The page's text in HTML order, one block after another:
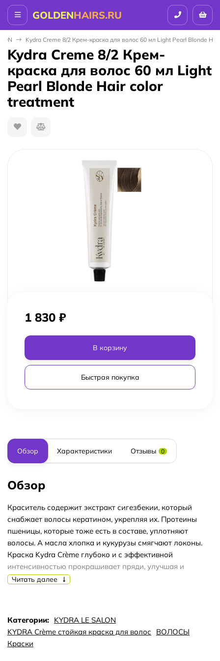
GOLDENHAIRS.RU
Kydra Creme 8/2 Крем-краска для волос 60 мл Light Pearl Blonde
Kydra Creme 8/2 Крем-
краска для волос 60 мл Light
Pearl Blonde Hair color
treatment
1 830 ₽
В корзину
Быстрая покупка
Обзор Характеристики Отзывы 0
Обзор
Краситель содержит экстракт сигезбекии, который
снабжает волосы кератином, укрепляя их. Протеины
пшеницы, которые тоже есть в составе, уплотняют
волосы. А масла хлопка и кукурузы смягчают локоны.
Краска Kydra Crème глубоко и с эффективной
интенсивностью прокрашивает пряди, улучшая и
здоровье волос. После окрашивания этим продуктом,
окрашивания.
Краситель полностью справляется с закрашиванием
седины. Использовать крем-краску необходимо вместе с
Читать далее
Категории: KYDRA LE SALON
KYDRA Crème стойкая краска для волос
ВОЛОСЫ
Краски